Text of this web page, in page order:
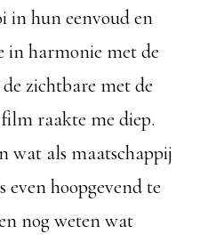
in hun eenvoud en
in harmonie met de
zichtbare met de
raakte me diep.
wat als maatschappij
hoopgevend te
nog weten wat